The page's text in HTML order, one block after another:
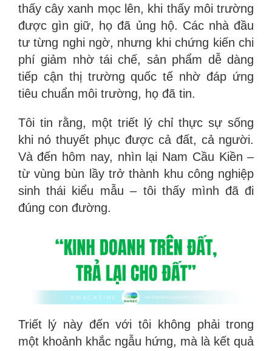
thấy cây xanh mọc lên, khi thấy môi trường
được gìn giữ, họ đã ủng hộ. Các nhà đầu
tư từng nghi ngờ, nhưng khi chứng kiến chi
phí giảm nhờ tái chế, sản phẩm dễ dàng
tiếp cận thị trường quốc tế nhờ đáp ứng
tiêu chuẩn môi trường, họ đã tin.
Tôi tin rằng, một triết lý chỉ thực sự sống
khi nó thuyết phục được cả đất, cả người.
Và đến hôm nay, nhìn lại Nam Cầu Kiền –
từ vùng bùn lầy trở thành khu công nghiệp
sinh thái kiểu mẫu – tôi thấy mình đã đi
đúng con đường.
Triết lý này đến với tôi không phải trong
một khoảnh khắc ngẫu hứng, mà là kết quả